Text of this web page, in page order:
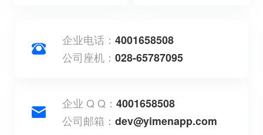
企业电话：4001658508
公司座机：028-65787095
企业 Q Q：4001658508
公司邮箱：dev@yimenapp.com